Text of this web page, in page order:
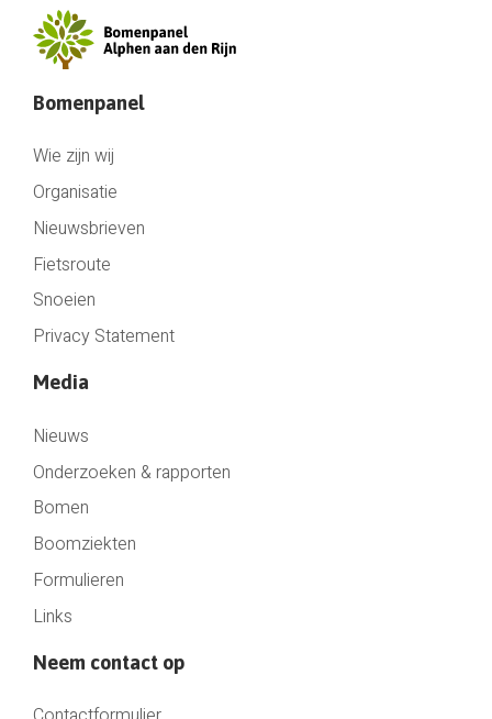
Bomenpanel
Wie zijn wij
Organisatie
Nieuwsbrieven
Fietsroute
Snoeien
Privacy Statement
Media
Nieuws
Onderzoeken & rapporten
Bomen
Boomziekten
Formulieren
Links
Neem contact op